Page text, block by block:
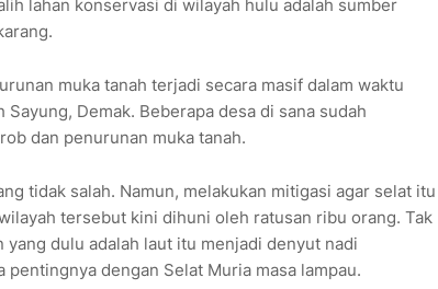
lahan konservasi di wilayah hulu adalah sumber
muka tanah terjadi secara masif dalam waktu
Demak. Beberapa desa di sana sudah
dan penurunan muka tanah.
tidak salah. Namun, melakukan mitigasi agar selat itu
tersebut kini dihuni oleh ratusan ribu orang. Tak
dulu adalah laut itu menjadi denyut nadi
dengan Selat Muria masa lampau.